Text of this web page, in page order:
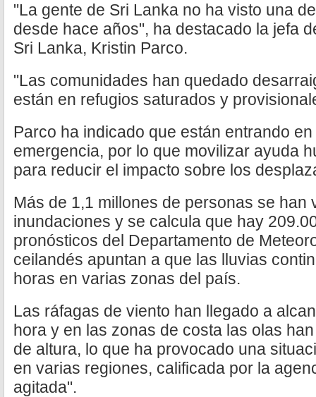
"La gente de Sri Lanka no ha visto una
desde hace años", ha destacado la jefa
Sri Lanka, Kristin Parco.
"Las comunidades han quedado
están en refugios saturados y
Parco ha indicado que están entrando
emergencia, por lo que movilizar ayuda
para reducir el impacto sobre los
Más de 1,1 millones de personas se han
inundaciones y se calcula que hay
pronósticos del Departamento de
ceilandés apuntan a que las lluvias
horas en varias zonas del país.
Las ráfagas de viento han llegado a
hora y en las zonas de costa las olas
de altura, lo que ha provocado una
en varias regiones, calificada por la
agitada".